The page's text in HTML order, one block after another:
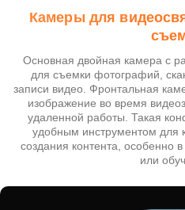
Камеры для
Основная двойная камера с
для съемки фотографий,
записи видео. Фронтальная
изображение во время
удаленной работы. Такая
удобным инструментом для
создания контента, особенно
или